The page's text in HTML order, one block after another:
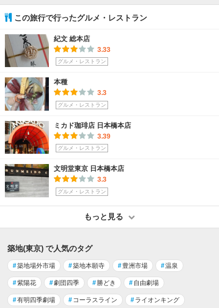
この旅行で行ったグルメ・レストラン
紀文 総本店
3.33
グルメ・レストラン
本種
3.3
グルメ・レストラン
ミカド珈琲店 日本橋本店
3.39
グルメ・レストラン
文明堂東京 日本橋本店
3.3
グルメ・レストラン
もっと見る
築地(東京) で人気のタグ
#築地場外市場 #築地本願寺 # 豊洲市場 #温泉
#紫陽花 # 劇団四季 # 勝どき # 自由劇場
#有明四季劇場 # コーラスライン # ライオンキング